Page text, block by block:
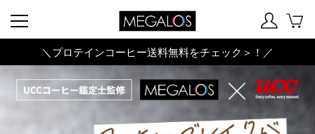
＼プロテインコーヒー送料無料をチェック＞！／